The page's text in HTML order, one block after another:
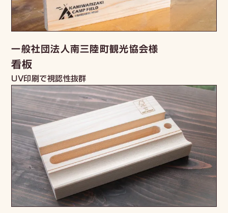
一般社団法人南三陸町観光協会様
看板
UV印刷で視認性抜群